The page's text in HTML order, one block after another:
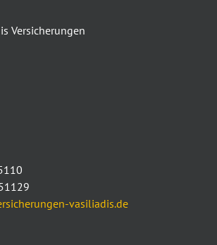
Versicherungen
vasiliadis.de